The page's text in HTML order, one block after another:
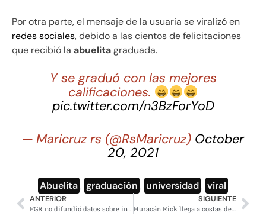
Por otra parte, el mensaje de la usuaria se viralizó en
redes sociales, debido a las cientos de felicitaciones
que recibió la abuelitagraduada.
Y se graduó con las mejores
calificaciones.
pic.twitter.com/n3BzForYoD
— Maricruz rs (@RsMaricruz) October
20, 2021
Abuelita graduación universidad viral
ANTERIOR
FGR no difundió datos sobre investigación a científicos, dice a la CNDH
SIGUIENTE
Huracán Rick llega a costas de Guerrero y Michoacán